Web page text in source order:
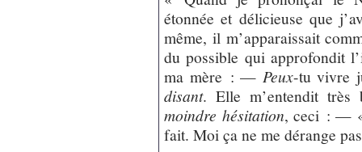
étonnée et délicieuse que
même, il m’apparaissait
du possible qui approfondit
ma mère : — Peux-tu vivre
disant. Elle m’entendit
moindre hésitation, ceci : —
fait. Moi ça ne me dérange